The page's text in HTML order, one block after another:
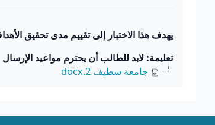
يهدف هذا الاختبار إلى تقييم مدى تحقيق
تعليمة: لابد للطالب أن يحترم مواعيد الإرسال
جامعة سطيف 2.docx